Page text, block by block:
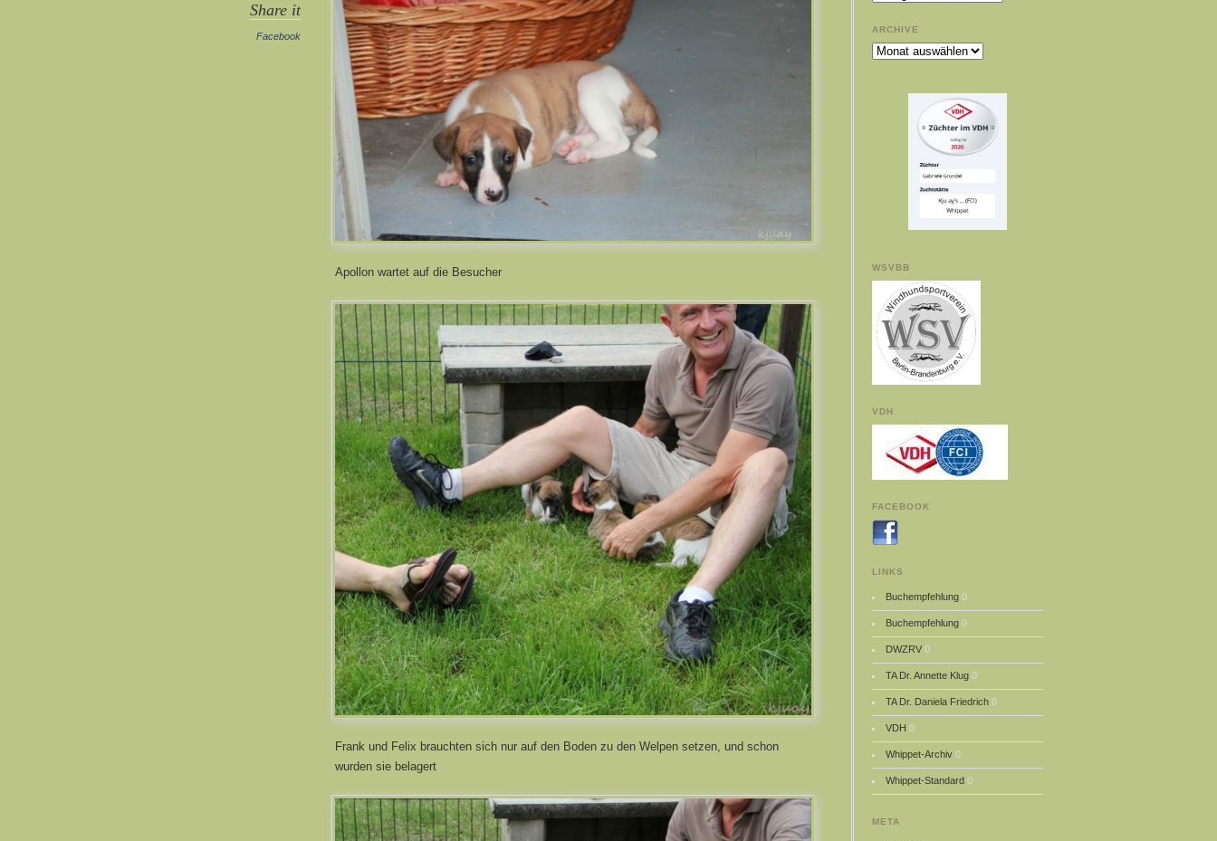
Share it
Facebook
Apollon wartet auf die Besucher
Frank und Felix brauchten sich nur auf den Boden zu den Welpen setzen, und schon
wurden sie belagert
ARCHIVE
Archive
WSVBB
VDH
FACEBOOK
LINKS
Buchempfehlung0
Buchempfehlung0
DWZRV0
TA Dr. Annette Klug0
TA Dr. Daniela Friedrich0
VDH 0
Whippet-Archiv0
Whippet-Standard0
META